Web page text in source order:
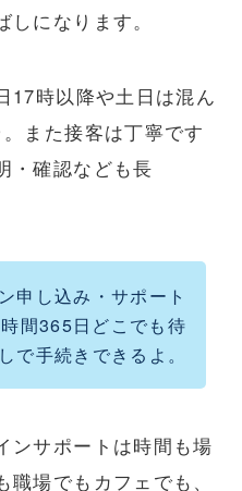
になります。
17時以降や土日は混ん
また接客は丁寧です
・確認なども長
申し込み・サポート
間365日どこでも待
で手続きできるよ。
ンサポートは時間も場
場でもカフェでも、